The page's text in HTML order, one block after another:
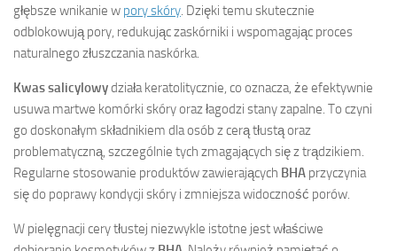
głębsze wnikanie w pory skóry. Dzięki temu skutecznie
odblokowują pory, redukując zaskórniki i wspomagając proces
naturalnego złuszczania naskórka.
Kwas salicylowydziała keratolitycznie, co oznacza, że efektywnie
usuwa martwe komórki skóry oraz łagodzi stany zapalne. To czyni
go doskonałym składnikiem dla osób z cerą tłustą oraz
problematyczną, szczególnie tych zmagających się z trądzikiem.
Regularne stosowanie produktów zawierających BHA przyczynia
się do poprawy kondycji skóry i zmniejsza widoczność porów.
W pielęgnacji cery tłustej niezwykle istotne jest właściwe